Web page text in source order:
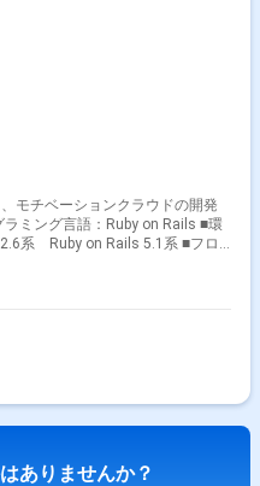
モチベーションクラウドの開発
Beanstalk、Amazon
ありませんか？